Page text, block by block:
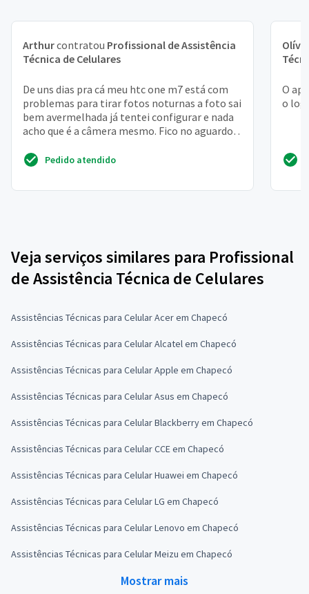
Arthurcontratou Profissional de Assistência
Técnica de Celulares
De uns dias pra cá meu htc one m7 está com
problemas para tirar fotos noturnas a foto sai
bem avermelhada já tentei configurar e nada
acho que é a câmera mesmo. Fico no aguardo.
Pedido atendido
O
o
Veja serviços similares para Profissional
de Assistência Técnica de Celulares
Assistências Técnicas para Celular Acer em Chapecó
Assistências Técnicas para Celular Alcatel em Chapecó
Assistências Técnicas para Celular Apple em Chapecó
Assistências Técnicas para Celular Asus em Chapecó
Assistências Técnicas para Celular Blackberry em Chapecó
Assistências Técnicas para Celular CCE em Chapecó
Assistências Técnicas para Celular Huawei em Chapecó
Assistências Técnicas para Celular LG em Chapecó
Assistências Técnicas para Celular Lenovo em Chapecó
Assistências Técnicas para Celular Meizu em Chapecó
Mostrar mais